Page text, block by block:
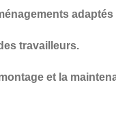
travailleurs.
et la